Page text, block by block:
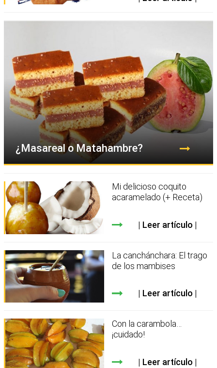
¿Masareal o Matahambre?
Mi delicioso coquito
acaramelado (+ Receta)
Leer artículo
La canchánchara: El trago
de los mambises
Leer artículo
Con la carambola…
¡cuidado!
Leer artículo